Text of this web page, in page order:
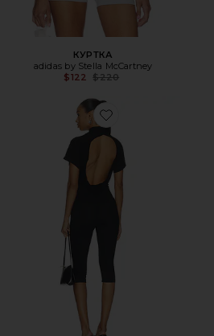
КУРТКА
adidas by Stella McCartney
$122
Previous price:
$220
Favorite КОМПЛЕКТ